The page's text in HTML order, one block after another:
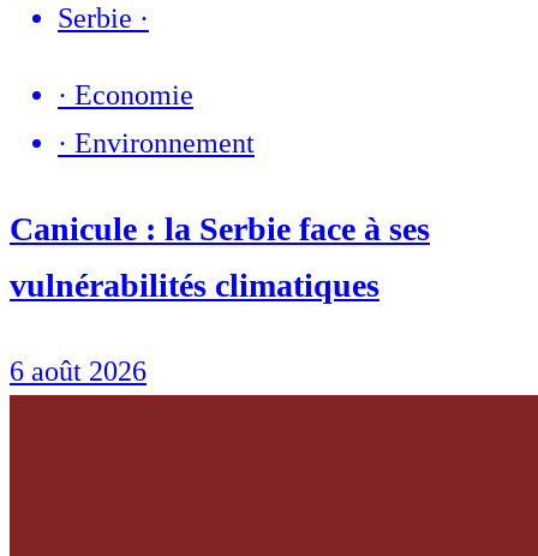
Serbie ·
· Economie
· Environnement
Canicule : la Serbie face à ses
vulnérabilités climatiques
6 août 2026